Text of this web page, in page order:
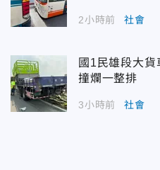
2小時前 社會
國1民雄段大貨
撞爛一整排
3小時前 社會